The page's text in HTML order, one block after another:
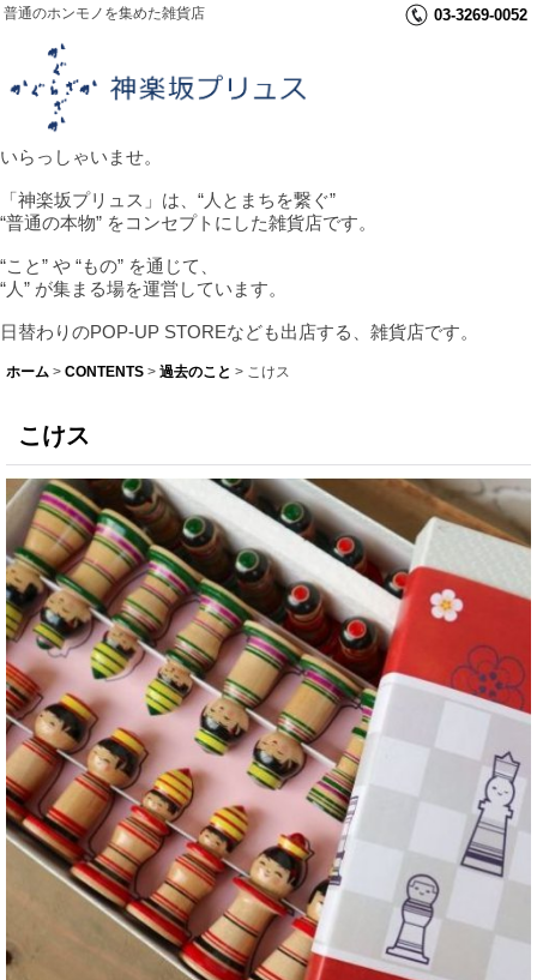
普通のホンモノを集めた雑貨店 03-3269-0052
いらっしゃいませ。
「神楽坂プリュス」は、“人とまちを繋ぐ”
“普通の本物” をコンセプトにした雑貨店です。
“こと” や “もの” を通じて、
“人” が集まる場を運営しています。
日替わりのPOP-UP STOREなども出店する、雑貨店です。
ホーム > CONTENTS > 過去のこと > こけス
こけス